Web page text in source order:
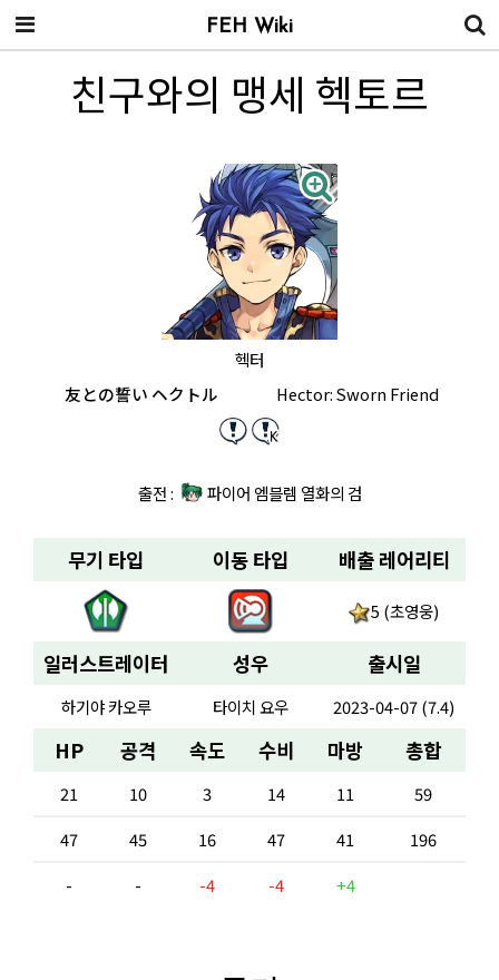
친구와의 맹세 헥토르
헥터
友との誓い ヘクトル
Hector: Sworn Friend
출전 : 파이어 엠블렘 열화의 검
무기 타입 이동 타입 배출 레어리티
5 (초영웅)
일러스트레이터 성우 출시일
하기야 카오루 타이치 요우 2023-04-07 (7.4)
HP 공격 속도 수비 마방 총합
21 10 3 14 11
59
47
45 16 47 41
196
-
- -4 -4 +4
FEH Wiki